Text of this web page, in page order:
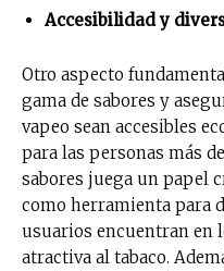
Accesibilidad y
Otro aspecto
gama de sabores y
vapeo sean accesibles
para las personas más
sabores juega un papel
como herramienta para
usuarios encuentran en
atractiva al tabaco.